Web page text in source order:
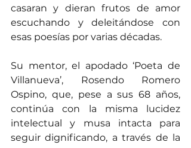
casaran y dieran frutos de amor
escuchando y deleitándose con
esas poesías por varias décadas.
Su mentor, el apodado ‘Poeta de
Villanueva’, Rosendo Romero
Ospino, que, pese a sus 68 años,
continúa con la misma lucidez
intelectual y musa intacta para
seguir dignificando, a través de la